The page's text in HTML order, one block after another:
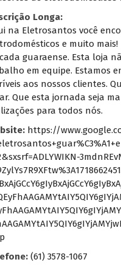
Longa:
na Eletrosantos você
e muito
guaraense. Esta loja
em equipe. Estamos
aos nossos clientes.
Que esta jornada seja
para todos nós.
https://
(61) 3578-1067